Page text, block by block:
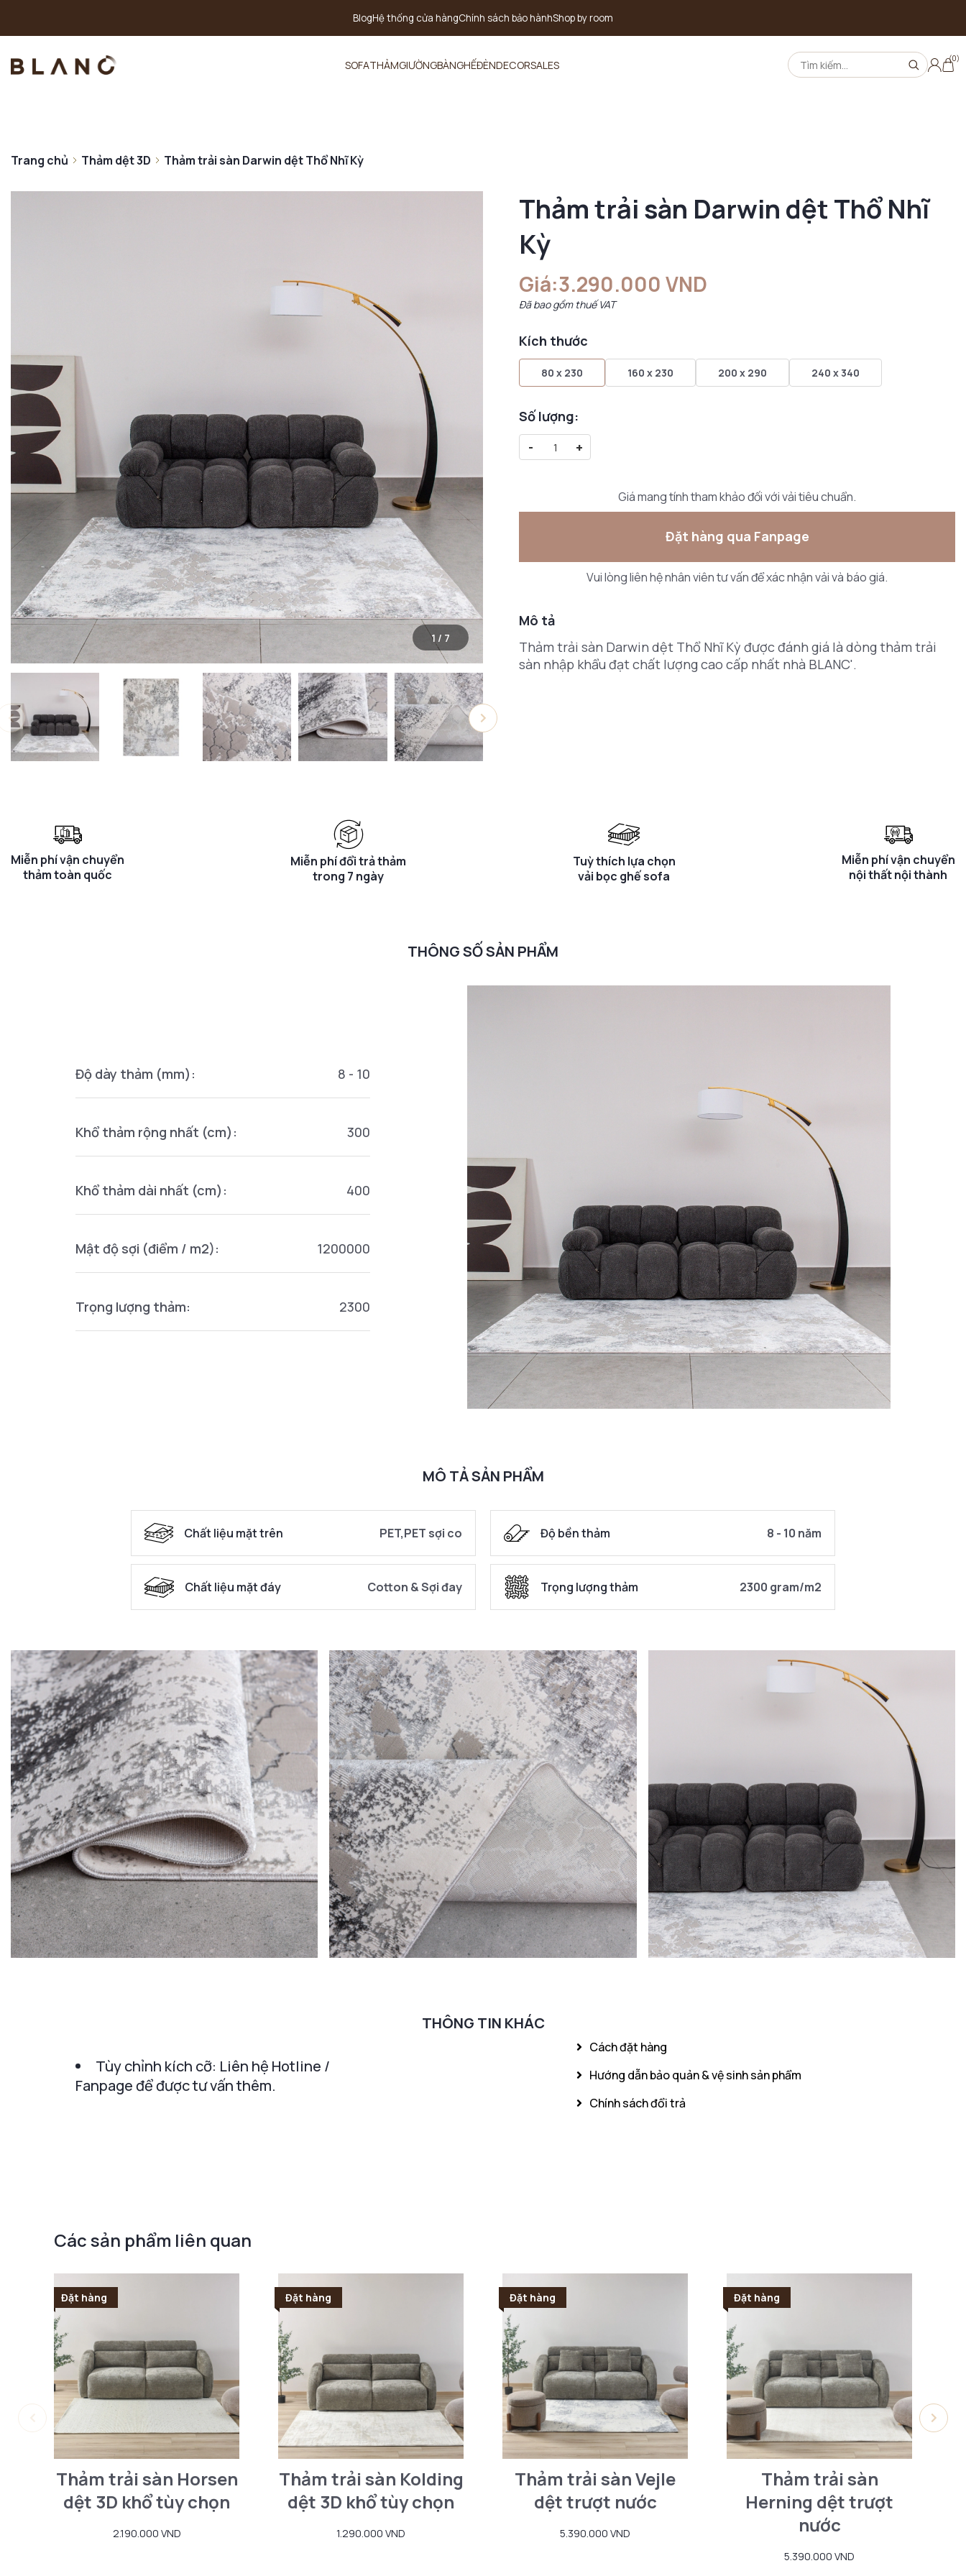
BlogHệ thống cửa hàngChính sách bảo hànhShop by room
SOFATHẢMGIƯỜNGBÀNGHẾĐÈNDECORSALES (0)
Trang chủ Thảm dệt 3D Thảm trải sàn Darwin dệt Thổ Nhĩ Kỳ
1 / 7
Thảm trải sàn Darwin dệt Thổ Nhĩ
Kỳ
Giá:3.290.000 VND
Đã bao gồm thuế VAT
Kích thước
80 x 230 160 x 230 200 x 290 240 x 340
Số lượng:
-
+
Giá mang tính tham khảo đối với vải tiêu chuẩn.
Đặt hàng qua Fanpage
Vui lòng liên hệ nhân viên tư vấn để xác nhận vải và báo giá.
Mô tả
Thảm trải sàn Darwin dệt Thổ Nhĩ Kỳ được đánh giá là dòng thảm trải
sàn nhập khẩu đạt chất lượng cao cấp nhất nhà BLANC'.
Miễn phí vận chuyển
thảm toàn quốc
Miễn phí đổi trả thảm
trong 7 ngày
Tuỳ thích lựa chọn
vải bọc ghế sofa
Miễn phí vận chuyển
nội thất nội thành
THÔNG SỐ SẢN PHẨM
Độ dày thảm (mm): 8 - 10
Khổ thảm rộng nhất (cm): 300
Khổ thảm dài nhất (cm): 400
Mật độ sợi (điểm / m2): 1200000
Trọng lượng thảm: 2300
MÔ TẢ SẢN PHẨM
Chất liệu mặt trên PET,PET sợi co Độ bền thảm 8 - 10 năm
Chất liệu mặt đáy Cotton & Sợi đay Trọng lượng thảm 2300 gram/m2
THÔNG TIN KHÁC
Tùy chỉnh kích cỡ: Liên hệ Hotline /
Fanpage để được tư vấn thêm.
Cách đặt hàng
Hướng dẫn bảo quản & vệ sinh sản phẩm
Chính sách đổi trả
Các sản phẩm liên quan
Đặt hàng
Thảm trải sàn Horsen
dệt 3D khổ tùy chọn
2.190.000 VND
Đặt hàng
Thảm trải sàn Kolding
dệt 3D khổ tùy chọn
1.290.000 VND
Đặt hàng
Thảm trải sàn Vejle
dệt trượt nước
5.390.000 VND
Đặt hàng
Thảm trải sàn
Herning dệt trượt
nước
5.390.000 VND